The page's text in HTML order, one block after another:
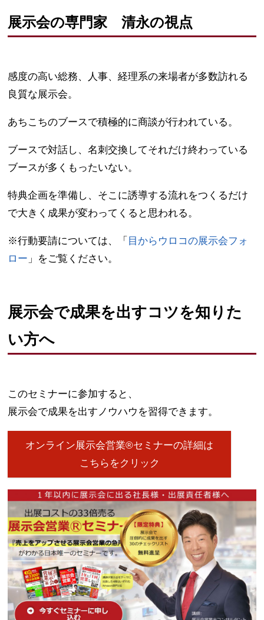
展示会の専門家 清永の視点
感度の高い総務、人事、経理系の来場者が多数訪れる
良質な展示会。
あちこちのブースで積極的に商談が行われている。
ブースで対話し、名刺交換してそれだけ終わっている
ブースが多くもったいない。
特典企画を準備し、そこに誘導する流れをつくるだけ
で大きく成果が変わってくると思われる。
※行動要請については、「 目からウロコの展示会フォ
ロー 」をご覧ください。
展示会で成果を出すコツを知りた
い方へ
このセミナーに参加すると、
展示会で成果を出すノウハウを習得できます。
オンライン展示会営業®セミナーの詳細は
こちらをクリック